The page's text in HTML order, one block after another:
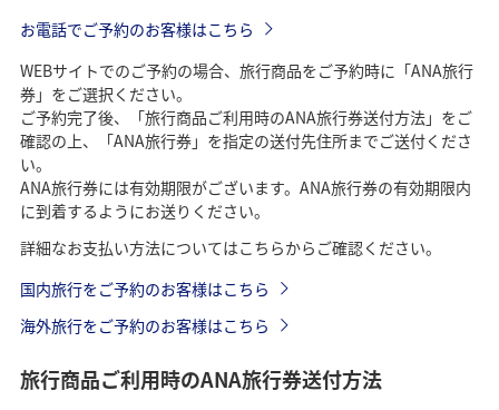
お電話でご予約のお客様はこちら
WEBサイトでのご予約の場合、旅行商品をご予約時に「ANA旅行
券」をご選択ください。
ご予約完了後、「旅行商品ご利用時のANA旅行券送付方法」をご
確認の上、「ANA旅行券」を指定の送付先住所までご送付くださ
い。
ANA旅行券には有効期限がございます。ANA旅行券の有効期限内
に到着するようにお送りください。
詳細なお支払い方法についてはこちらからご確認ください。
国内旅行をご予約のお客様はこちら
海外旅行をご予約のお客様はこちら
旅行商品ご利用時のANA旅行券送付方法